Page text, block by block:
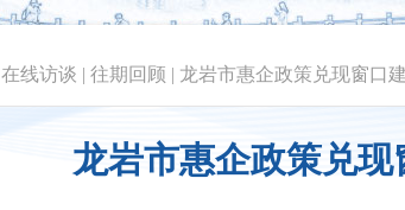
在线访谈 | 往期回顾 | 龙岩市惠企政策兑现窗口
龙岩市惠企政策兑